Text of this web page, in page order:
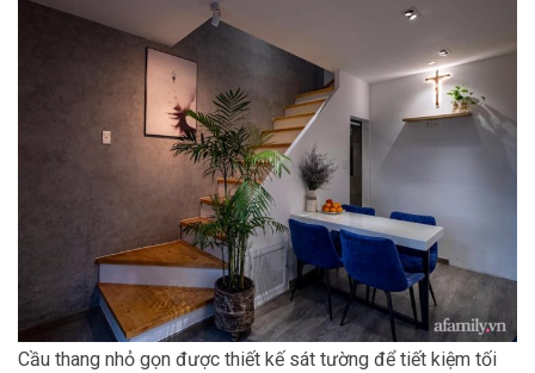
Cầu thang nhỏ gọn được thiết kế sát tường để tiết kiệm tối